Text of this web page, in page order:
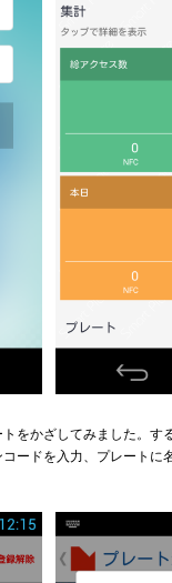
をかざしてみました。
ードを入力、プレート